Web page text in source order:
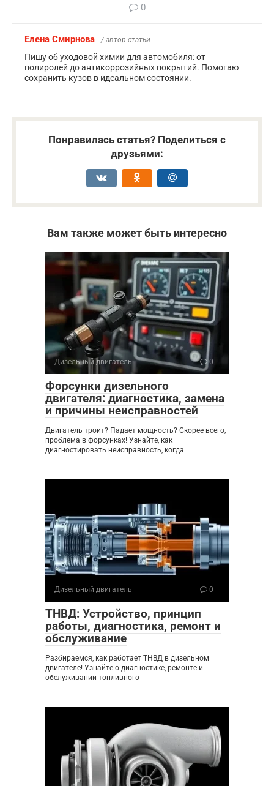
0
Елена Смирнова / автор статьи
Пишу об уходовой химии для автомобиля: от
полиролей до антикоррозийных покрытий. Помогаю
сохранить кузов в идеальном состоянии.
Понравилась статья? Поделиться с
друзьями:
Вам также может быть интересно
Дизельный двигатель 0
Форсунки дизельного
двигателя: диагностика, замена
и причины неисправностей
Двигатель троит? Падает мощность? Скорее всего,
проблема в форсунках! Узнайте, как
диагностировать неисправность, когда
Дизельный двигатель 0
ТНВД: Устройство, принцип
работы, диагностика, ремонт и
обслуживание
Разбираемся, как работает ТНВД в дизельном
двигателе! Узнайте о диагностике, ремонте и
обслуживании топливного